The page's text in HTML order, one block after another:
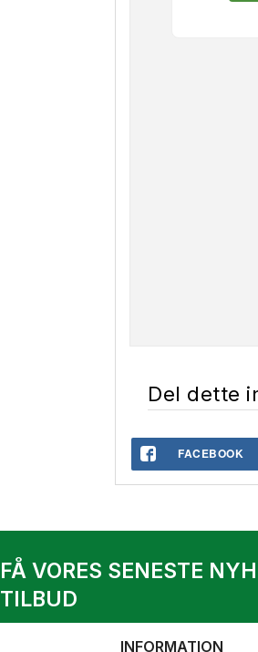
Del dette
FACEBOOK
FÅ VORES SENESTE
TILBUD
INFORMATION